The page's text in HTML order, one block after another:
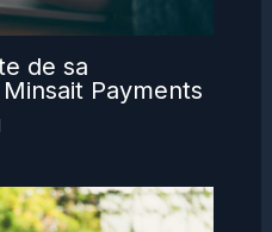
de sa
Payments